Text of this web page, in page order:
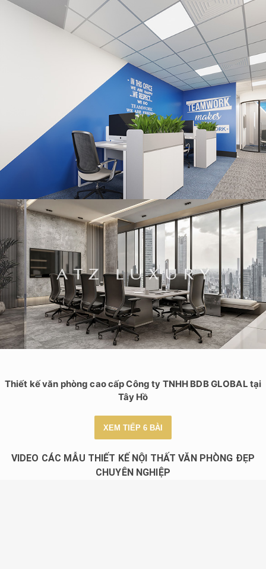
Thiết kế văn phòng đại diện Vietspeed Trans Link Supply
Thiết kế văn phòng cao cấp Công ty TNHH BDB GLOBAL tại
Tây Hồ
XEM TIẾP 6 BÀI
VIDEO CÁC MẪU THIẾT KẾ NỘI THẤT VĂN PHÒNG ĐẸP
CHUYÊN NGHIỆP